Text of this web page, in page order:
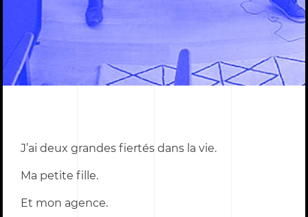
J’ai deux grandes fiertés dans la vie.
Ma petite fille.
Et mon agence.